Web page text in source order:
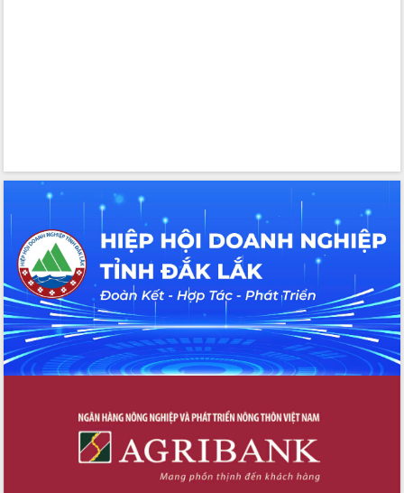
Đắk Lắk rà soát, điều chỉnh Đề án 190
về phát triển nuôi trồng thủy sản
Phó Chủ tịch UBND tỉnh Đắk Lắk
Trương Công Thái kiểm tra thực địa
Dự án cao tốc Khánh Hòa - Buôn Ma
Thuột
Định vị cà phê Việt Nam như một “di
sản sống” trong dòng chảy toàn cầu
Xây dựng nông thôn mới: Nâng cao đời
sống người dân từ những mô hình thiết
thực
nhanh tiến độ các dự án trọng điểm
trong Khu kinh tế Nam Phú Yên
Hòn Yến phát triển du lịch gắn với bảo